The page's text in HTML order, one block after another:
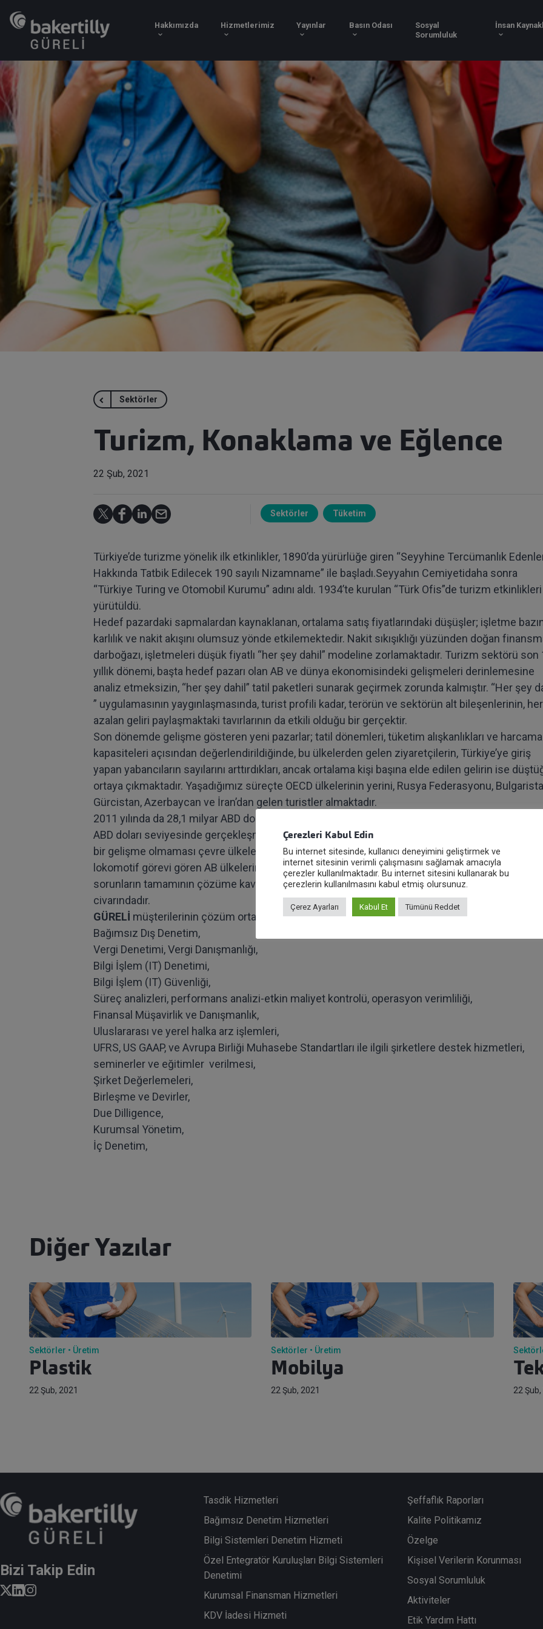
Hakkımızda Hizmetlerimiz Yayınlar Basın Odası
Sektörler
Turizm, Konaklama ve Eğlence
22 Şub, 2021
Sektörler Tüketim
Türkiye’de turizme yönelik ilk etkinlikler, 1890’da yürürlüğe giren “Seyyhine Tercümanlık
Hakkında Tatbik Edilecek 190 sayılı Nizamname” ile başladı.Seyyahın Cemiyetidaha sonra
“Türkiye Turing ve Otomobil Kurumu” adını aldı. 1934’te kurulan “Türk Ofis”de turizm etkinlikleri
yürütüldü.
Hedef pazardaki sapmalardan kaynaklanan, ortalama satış fiyatlarındaki düşüşler; işletme
karlılık ve nakit akışını olumsuz yönde etkilemektedir. Nakit sıkışıklığı yüzünden doğan
darboğazı, işletmeleri düşük fiyatlı “her şey dahil” modeline zorlamaktadır. Turizm sektörü son
yıllık dönemi, başta hedef pazarı olan AB ve dünya ekonomisindeki gelişmeleri derinlemesine
analiz etmeksizin, “her şey dahil” tatil paketleri sunarak geçirmek zorunda kalmıştır. “Her şey
” uygulamasının yaygınlaşmasında, turist profili kadar, terörün ve sektörün alt bileşenlerinin, her
azalan geliri paylaşmaktaki tavırlarının da etkili olduğu bir gerçektir.
Son dönemde gelişme gösteren yeni pazarlar; tatil dönemleri, tüketim alışkanlıkları ve harcama
kapasiteleri açısından değerlendirildiğinde, bu ülkelerden gelen ziyaretçilerin, Türkiye’ye giriş
yapan yabancıların sayılarını arttırdıkları, ancak ortalama kişi başına elde edilen gelirin ise
ortaya çıkmaktadır. Yaşadığımız süreçte OECD ülkelerinin yerini, Rusya Federasyonu,
Gürcistan, Azerbaycan ve İran’dan gelen turistler almaktadır.
2011 yılında da 28,1 milyar ABD doları turizm geliri elde edilirken, bu tutar 2012 yılında 29,4 milyar
ABD doları seviyesinde gerçekleşmiştir. Bu iki yıl arasında beklenen gelir düzeyinde gözle
bir gelişme olmaması çevre ülkelerde yaşanan olaylara, ekonomik koşulların ağırlığına ve
lokomotif görevi gören AB ülkelerinin durgunluğuna bağlanmıştır. 2013 yılında da bahsedilen
sorunların tamamının çözüme kavuşmamasından ötürü beklenen gelir 28-30 milyar ABD doları
civarındadır.
GÜRELİ müşterilerinin çözüm ortağı olarak aşağıdaki temel hizmetleri sunmaktadır.
Bağımsız Dış Denetim,
Vergi Denetimi, Vergi Danışmanlığı,
Bilgi İşlem (IT) Denetimi,
Bilgi İşlem (IT) Güvenliği,
Süreç analizleri, performans analizi-etkin maliyet kontrolü, operasyon verimliliği,
Finansal Müşavirlik ve Danışmanlık,
Uluslararası ve yerel halka arz işlemleri,
UFRS, US GAAP, ve Avrupa Birliği Muhasebe Standartları ile ilgili şirketlere destek hizmetleri,
seminerler ve eğitimler verilmesi,
Şirket Değerlemeleri,
Birleşme ve Devirler,
Due Dilligence,
Kurumsal Yönetim,
İç Denetim,
Diğer Yazılar
Sektörler Üretim
Plastik
22 Şub, 2021
Sektörler Üretim
Mobilya
22 Şub, 2021 22 Şub,
Bizi Takip Edin
Tasdik Hizmetleri
Bağımsız Denetim Hizmetleri
Bilgi Sistemleri Denetim Hizmeti
Özel Entegratör Kuruluşları Bilgi Sistemleri
Denetimi
Kurumsal Finansman Hizmetleri
KDV İadesi Hizmeti
Şeffaflık Raporları
Kalite Politikamız
Özelge
Kişisel Verilerin Korunması
Sosyal Sorumluluk
Aktiviteler
Etik Yardım Hattı
Çerezleri Kabul Edin
Bu internet sitesinde, kullanıcı deneyimini geliştirmek ve
internet sitesinin verimli çalışmasını sağlamak amacıyla
çerezler kullanılmaktadır. Bu internet sitesini kullanarak bu
çerezlerin kullanılmasını kabul etmiş olursunuz.
Çerez Ayarları Kabul Et Tümünü Reddet